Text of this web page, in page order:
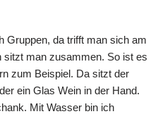
Gruppen, da trifft man sich am
sitzt man zusammen. So ist es
zum Beispiel. Da sitzt der
ein Glas Wein in der Hand.
Mit Wasser bin ich